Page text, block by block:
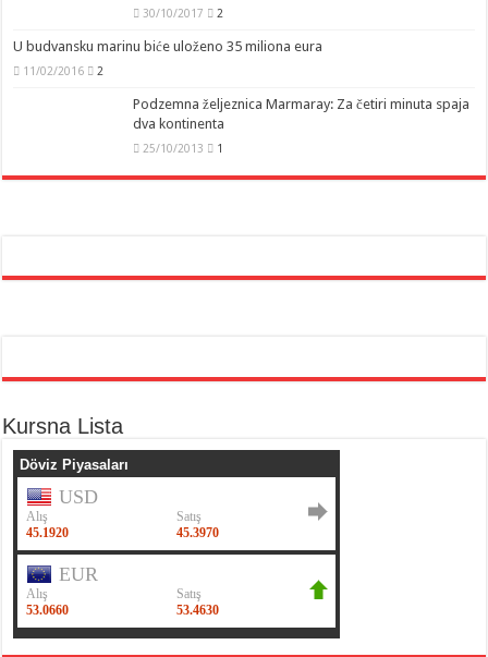
30/10/2017 2
U budvansku marinu biće uloženo 35 miliona eura
11/02/2016 2
Podzemna željeznica Marmaray: Za četiri minuta spaja
dva kontinenta
25/10/2013 1
Kursna Lista